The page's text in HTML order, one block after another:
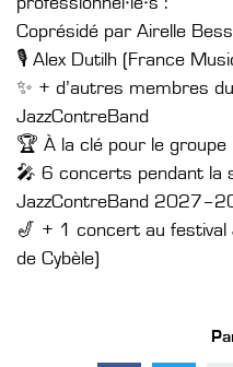
Coprésidé par Airelle
🎙 Alex Dutilh (France
✨ + d’autres membres
JazzContreBand
🏆 À la clé pour le groupe
🎤 6 concerts pendant la
JazzContreBand
🎷 + 1 concert au festival
de Cybèle)